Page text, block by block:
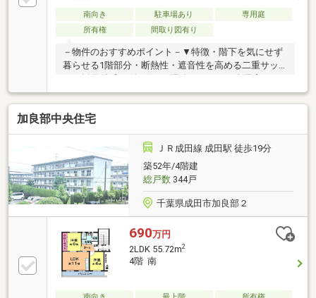
南向き 駐車場あり
専用庭
所有権
間取り図有り
－物件のおすすめポイント－▼特徴・階下を気にせず
暮らせる1階部分・断熱性・遮音性を高める二重サッ
ーリング・LDKは2面採光設計・住空間を広く活用しや
すい壁付キッチン・南・北の両面バルコニー仕様・南
面バルコニーに物入有▼周辺環境・引地公園 徒歩5分
(約330m)・成田市立吾妻小学校 徒歩7分(約540m)・成
田市立吾妻中学校 徒歩8分(約620m)・カスミフードス
クエア成田赤坂店 徒歩10分(約730m)■ ご希望の住まい
探しをお手伝いします ━━━━━・・・物件の詳細・
ご相談はお気軽にお問い合わせください。
加良部中央住宅
ＪＲ成田線 成田駅 徒歩19分
築52年/4階建
総戸数344戸
千葉県成田市加良部２
690万円
2LDK 55.72m2
4階 南